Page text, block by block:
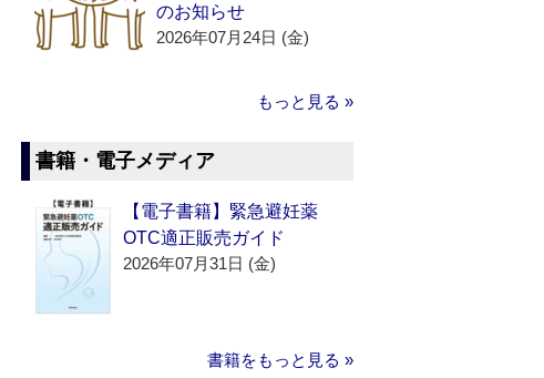
のお知らせ
2026年07月24日 (金)
もっと見る »
書籍・電子メディア
【電子書籍】緊急避妊薬
OTC適正販売ガイド
2026年07月31日 (金)
書籍をもっと見る »